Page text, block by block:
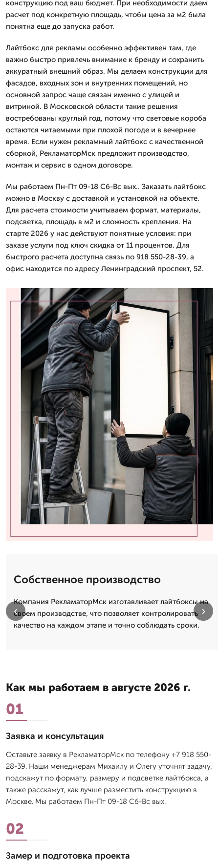
конструкцию под ваш бюджет. При необходимости даем
расчет под конкретную площадь, чтобы цена за м2 была
понятна еще до запуска работ.
Лайтбокс для рекламы особенно эффективен там, где
важно быстро привлечь внимание к бренду и сохранить
аккуратный внешний образ. Мы делаем конструкции для
фасадов, входных зон и внутренних помещений, но
основной запрос чаще связан именно с улицей и
витриной. В Московской области такие решения
востребованы круглый год, потому что световые короба
остаются читаемыми при плохой погоде и в вечернее
время. Если нужен рекламный лайтбокс с качественной
сборкой, РекламаторМск предложит производство,
монтаж и сервис в одном договоре.
Мы работаем Пн-Пт 09-18 Сб-Вс вых.. Заказать лайтбокс
можно в Москву с доставкой и установкой на объекте.
Для расчета стоимости учитываем формат, материалы,
подсветка, площадь в м2 и сложность крепления. На
старте 2026 у нас действуют понятные условия: при
заказе услуги под ключ скидка от 11 процентов. Для
быстрого расчета доступна связь по 918 550-28-39, а
офис находится по адресу Ленинградский проспект, 52.
Собственное производство
Компания РекламаторМск изготавливает лайтбоксы на
своем производстве, что позволяет контролировать
качество на каждом этапе и точно соблюдать сроки.
‹ ›
Как мы работаем в августе 2026 г.
01
Заявка и консультация
Оставьте заявку в РекламаторМск по телефону +7 918 550-
28-39. Наши менеджерам Михаилу и Олегу уточнят задачу,
подскажут по формату, размеру и подсветке лайтбокса, а
также расскажут, как лучше разместить конструкцию в
Москве. Мы работаем Пн-Пт 09-18 Сб-Вс вых.
02
Замер и подготовка проекта